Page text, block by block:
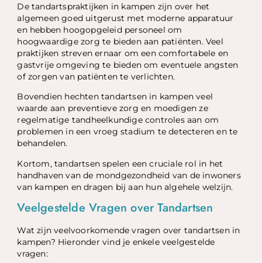
De tandartspraktijken in kampen zijn over het
algemeen goed uitgerust met moderne apparatuur
en hebben hoogopgeleid personeel om
hoogwaardige zorg te bieden aan patiënten. Veel
praktijken streven ernaar om een comfortabele en
gastvrije omgeving te bieden om eventuele angsten
of zorgen van patiënten te verlichten.
Bovendien hechten tandartsen in kampen veel
waarde aan preventieve zorg en moedigen ze
regelmatige tandheelkundige controles aan om
problemen in een vroeg stadium te detecteren en te
behandelen.
Kortom, tandartsen spelen een cruciale rol in het
handhaven van de mondgezondheid van de inwoners
van kampen en dragen bij aan hun algehele welzijn.
Veelgestelde Vragen over Tandartsen
Wat zijn veelvoorkomende vragen over tandartsen in
kampen? Hieronder vind je enkele veelgestelde
vragen: